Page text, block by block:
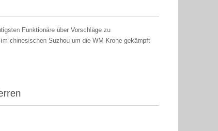
Funktionäre über Vorschläge zu
chinesischen Suzhou um die WM-Krone gekämpft